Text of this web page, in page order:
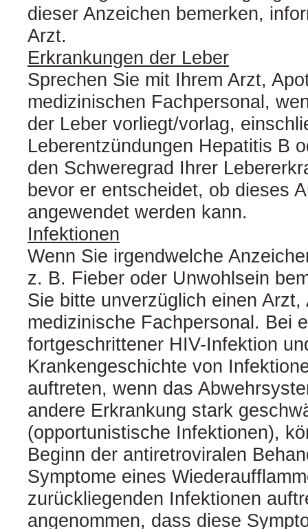
dieser Anzeichen bemerken,
Arzt.
Erkrankungen der Leber
Sprechen Sie mit Ihrem Arzt,
medizinischen Fachpersonal,
der Leber vorliegt/vorlag,
Leberentzündungen Hepatitis B
den Schweregrad Ihrer
bevor er entscheidet, ob dieses
angewendet werden kann.
Infektionen
Wenn Sie irgendwelche
z. B. Fieber oder Unwohlsein
Sie bitte unverzüglich einen
medizinische Fachpersonal. Bei
fortgeschrittener HIV-Infektion
Krankengeschichte von
auftreten, wenn das
andere Erkrankung stark
(opportunistische Infektionen),
Beginn der antiretroviralen
Symptome eines
zurückliegenden Infektionen
angenommen, dass diese